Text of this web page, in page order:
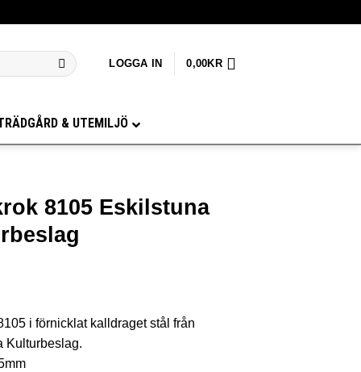
LOGGA IN 0,00KR
& UTEMILJÖ
8105 Eskilstuna
i förnicklat kalldraget stål från
Kulturbeslag.